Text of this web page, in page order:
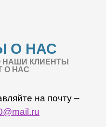
О НАС
НАШИ КЛИЕНТЫ
О НАС
на почту –